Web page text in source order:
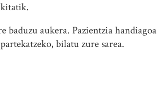
aukera. Pazientzia handiagoa
bilatu zure sarea.